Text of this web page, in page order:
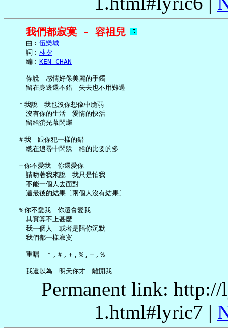
我們都寂寞 - 容祖兒
     曲︰
伍樂城
     詞︰
林夕
     編︰
KEN CHAN
     你說　感情好像美麗的手鐲
     留在身邊還不錯　失去也不用難過
   ＊我說　我也沒你想像中脆弱
     沒有你的生活　愛情的快活
     留給螢光幕閃爍
   ＃我　跟你犯一樣的錯
     總在追尋中閃躲　給的比要的多
   ＋你不愛我　你還愛你
     請吻著我來說　我只是怕我
     不能一個人去面對
     這最後的結果〔兩個人沒有結果〕
   ％你不愛我　你還會愛我
     其實算不上甚麼
     我一個人　或者是陪你沉默
     我們都一樣寂寞
     重唱　＊,＃,＋,％,＋,％
Permanent link:
1.html#lyric7 |